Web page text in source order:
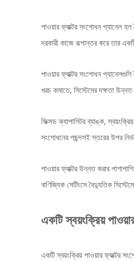
পাওয়ার ফ্যাক্টর সংশোধন প্যানেল
দরকারী কাজে রূপান্তর করে তার
পাওয়ার ফ্যাক্টর সংশোধন
খরচ কমাতে, সিস্টেমের দক্ষতা
ফিক্সড ক্যাপাসিটর ব্যাঙ্ক,
সংশোধনের পছন্দসই স্তরের উপর
পাওয়ার ফ্যাক্টর উন্নত করার
বাণিজ্যিক সেটিংসে বৈদ্যুতিক
একটি স্বয়ংক্রিয়
একটি স্বয়ংক্রিয় পাওয়ার ফ্যাক্টর